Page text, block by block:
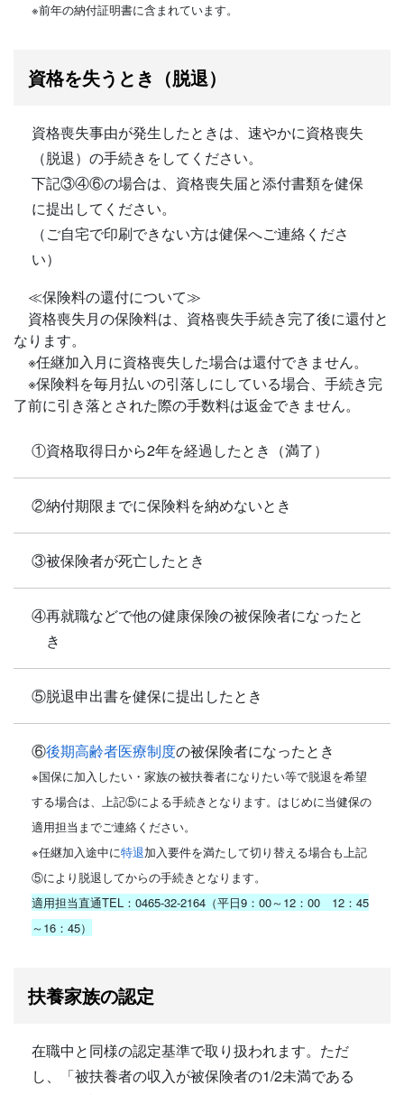
※前年の納付証明書に含まれています。
資格を失うとき（脱退）
資格喪失事由が発生したときは、速やかに資格喪失
（脱退）の手続きをしてください。
下記③④⑥の場合は、資格喪失届と添付書類を健保
に提出してください。
（ご自宅で印刷できない方は健保へご連絡くださ
い）
≪保険料の還付について≫
資格喪失月の保険料は、資格喪失手続き完了後に還付と
なります。
※任継加入月に資格喪失した場合は還付できません。
※保険料を毎月払いの引落しにしている場合、手続き完
了前に引き落とされた際の手数料は返金できません。
①資格取得日から2年を経過したとき（満了）
②納付期限までに保険料を納めないとき
③被保険者が死亡したとき
④再就職などで他の健康保険の被保険者になったと
き
⑤脱退申出書を健保に提出したとき
⑥後期高齢者医療制度の被保険者になったとき
※国保に加入したい・家族の被扶養者になりたい等で脱退を希望
する場合は、上記⑤による手続きとなります。はじめに当健保の
適用担当までご連絡ください。
※任継加入途中に特退加入要件を満たして切り替える場合も上記
⑤により脱退してからの手続きとなります。
適用担当直通TEL：0465-32-2164（平日9：00～12：00 12：45
～16：45）
扶養家族の認定
在職中と同様の認定基準で取り扱われます。ただ
し、「被扶養者の収入が被保険者の1/2未満である